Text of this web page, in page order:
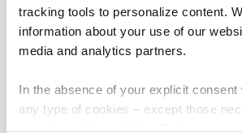
tracking tools to personalize content.
information about your use of our
media and analytics partners.
In the absence of your explicit consent
any type of cookies – except those
01 说明